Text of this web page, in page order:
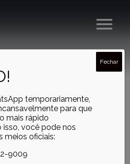
DE BANCO
E
NACIONAL DE
SUSPENSOS
temporariamente,
para que
mais rápido
isso, você pode nos
meios oficiais:
9009
Fechar